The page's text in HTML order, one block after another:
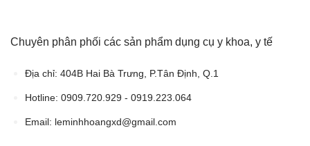
Chuyên phân phối các sản phẩm dụng cụ y khoa, y tế
Địa chỉ: 404B Hai Bà Trưng, P.Tân Định, Q.1
Hotline: 0909.720.929 - 0919.223.064
Email: leminhhoangxd@gmail.com